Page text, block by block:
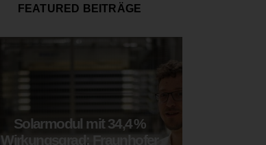
FEATURED BEITRÄGE
Solarmodul mit 34,4 %
Wirkungsgrad: Fraunhofer